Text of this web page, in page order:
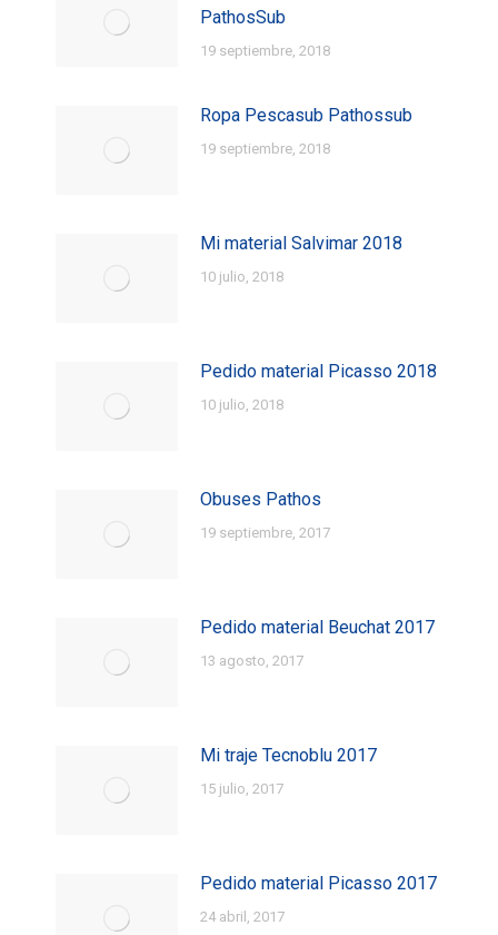
PathosSub
19 septiembre, 2018
Ropa Pescasub Pathossub
19 septiembre, 2018
Mi material Salvimar 2018
10 julio, 2018
Pedido material Picasso 2018
10 julio, 2018
Obuses Pathos
19 septiembre, 2017
Pedido material Beuchat 2017
13 agosto, 2017
Mi traje Tecnoblu 2017
15 julio, 2017
Pedido material Picasso 2017
24 abril, 2017